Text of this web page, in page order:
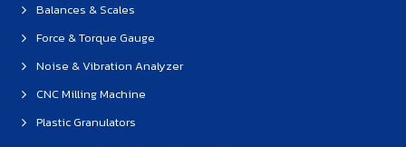
Balances & Scales
Force & Torque Gauge
Noise & Vibration Analyzer
CNC Milling Machine
Plastic Granulators